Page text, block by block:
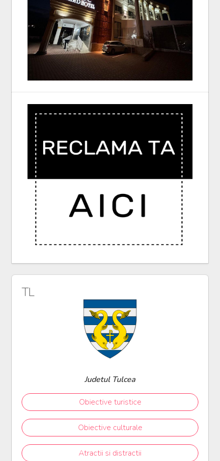
TL
Judetul Tulcea
Obiective turistice
Obiective culturale
Atractii si distractii